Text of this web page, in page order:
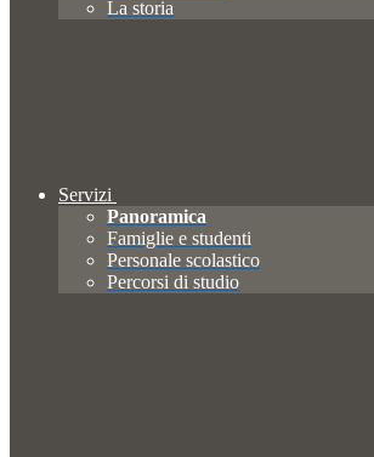
La storia
Servizi
Panoramica
Famiglie e studenti
Personale scolastico
Percorsi di studio